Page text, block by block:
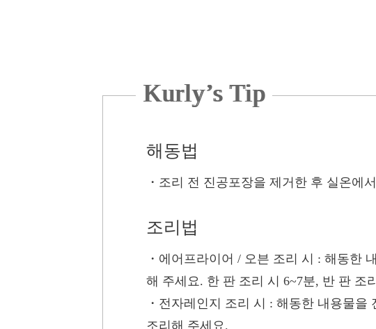
Kurly’s Tip
해동법
・ 조리 전 진공포장을 제거한 후 실온에
조리법
・에어프라이어 / 오븐 조리 시
: 해동한
해 주세요. 한 판 조리 시 6~7분, 반 판 조
・전자레인지 조리 시
: 해동한 내용물을
조리해 주세요.